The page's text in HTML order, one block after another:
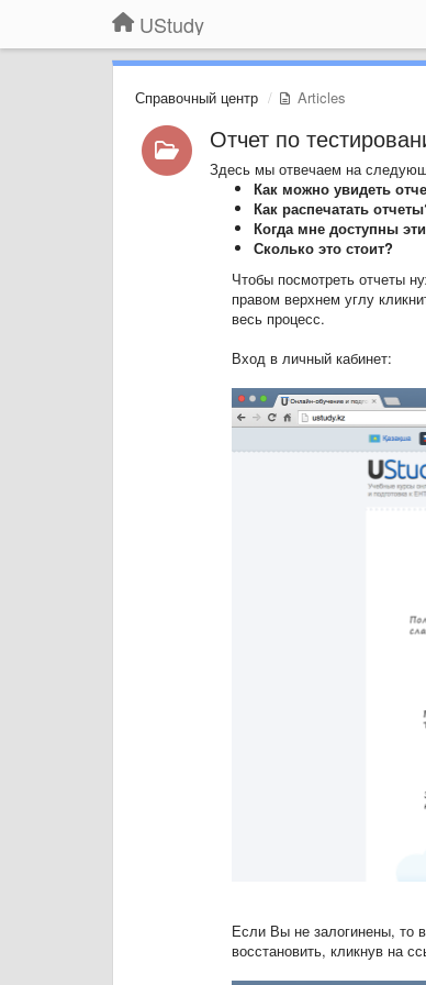
UStudy
Справочный центр Articles
Отчет по
Здесь мы отвечаем на
Как можно увидеть
Как распечатать
Когда мне доступны
Сколько это стоит?
Чтобы посмотреть отчеты
правом верхнем углу
весь процесс.
Вход в личный кабинет:
Если Вы не залогинены, то
восстановить, кликнув на